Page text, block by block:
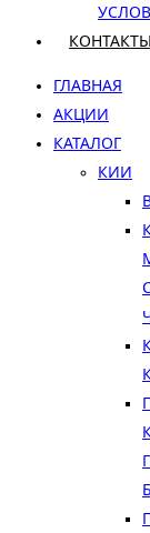
КОНТАКТЫ
ГЛАВНАЯ
АКЦИИ
КАТАЛОГ
КИИ